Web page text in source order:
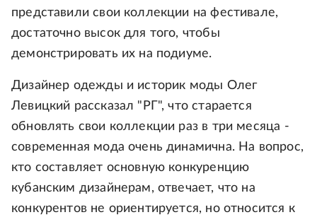
представили свои коллекции на фестивале,
достаточно высок для того, чтобы
демонстрировать их на подиуме.
Дизайнер одежды и историк моды Олег
Левицкий рассказал "РГ", что старается
обновлять свои коллекции раз в три месяца -
современная мода очень динамична. На вопрос,
кто составляет основную конкуренцию
кубанским дизайнерам, отвечает, что на
конкурентов не ориентируется, но относится к